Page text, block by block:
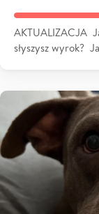
AKTUALIZACJA
słyszysz wyrok?